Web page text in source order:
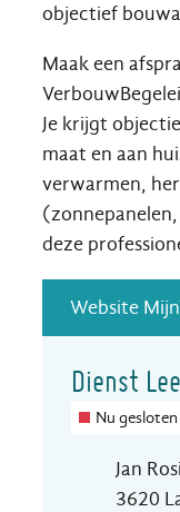
objectief
Maak een
Je krijgt
maat en aan
verwarmen,
deze
Website
Dienst
Nu gesloten
AdresJan
,3620